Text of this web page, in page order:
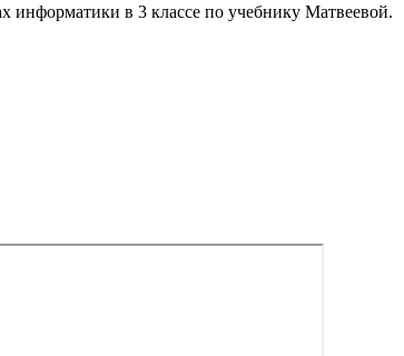
информатики в 3 классе по учебнику Матвеевой.